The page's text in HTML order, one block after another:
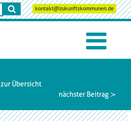
kontakt@zukunftskommunen.de
zur Übersicht
nächster Beitrag ≻